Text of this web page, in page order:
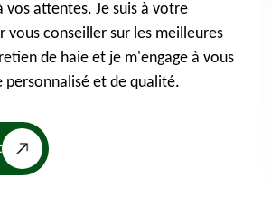
vos attentes. Je suis à votre
vous conseiller sur les meilleures
de haie et je m'engage à vous
personnalisé et de qualité.